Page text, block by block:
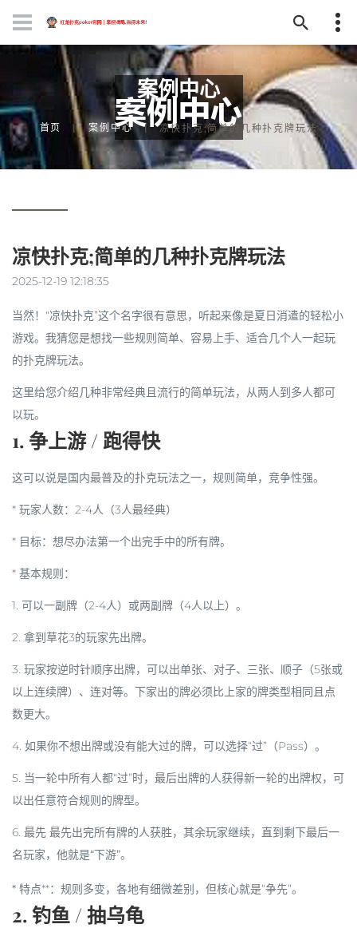
案例中心
首页 案例中心 凉快扑克;简单的几种扑克牌玩法
凉快扑克;简单的几种扑克牌玩法
2025-12-19 12:18:35
当然！“凉快扑克”这个名字很有意思，听起来像是夏日消遣的轻松小
游戏。我猜您是想找一些规则简单、容易上手、适合几个人一起玩
的扑克牌玩法。
这里给您介绍几种非常经典且流行的简单玩法，从两人到多人都可
以玩。
1. 争上游 / 跑得快
这可以说是国内最普及的扑克玩法之一，规则简单，竞争性强。
* 玩家人数：2-4人（3人最经典）
* 目标：想尽办法第一个出完手中的所有牌。
* 基本规则：
1. 可以一副牌（2-4人）或两副牌（4人以上）。
2. 拿到草花3的玩家先出牌。
3. 玩家按逆时针顺序出牌，可以出单张、对子、三张、顺子（5张或
以上连续牌）、连对等。下家出的牌必须比上家的牌类型相同且点
数更大。
4. 如果你不想出牌或没有能大过的牌，可以选择“过”（Pass）。
5. 当一轮中所有人都“过”时，最后出牌的人获得新一轮的出牌权，可
以出任意符合规则的牌型。
6. 最先 最先出完所有牌的人获胜，其余玩家继续，直到剩下最后一
名玩家，他就是“下游”。
* 特点**：规则多变，各地有细微差别，但核心就是“争先”。
2. 钓鱼 / 抽乌龟